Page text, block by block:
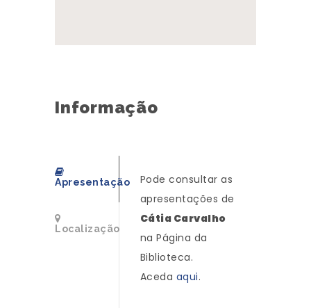
Informação
Apresentação
Localização
Pode consultar as
apresentações de
Cátia Carvalho
na Página da
Biblioteca.
Aceda aqui.